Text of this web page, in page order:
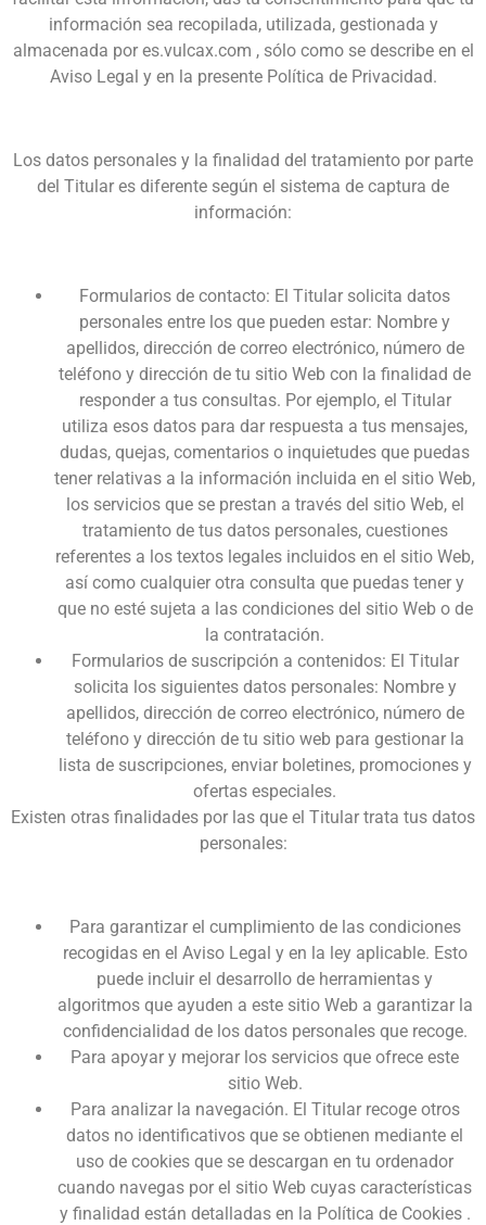
información sea recopilada, utilizada, gestionada y
almacenada por es.vulcax.com , sólo como se describe en el
Aviso Legal y en la presente Política de Privacidad.
Los datos personales y la finalidad del tratamiento por parte
del Titular es diferente según el sistema de captura de
información:
Formularios de contacto: El Titular solicita datos
personales entre los que pueden estar: Nombre y
apellidos, dirección de correo electrónico, número de
teléfono y dirección de tu sitio Web con la finalidad de
responder a tus consultas. Por ejemplo, el Titular
utiliza esos datos para dar respuesta a tus mensajes,
dudas, quejas, comentarios o inquietudes que puedas
tener relativas a la información incluida en el sitio Web,
los servicios que se prestan a través del sitio Web, el
tratamiento de tus datos personales, cuestiones
referentes a los textos legales incluidos en el sitio Web,
así como cualquier otra consulta que puedas tener y
que no esté sujeta a las condiciones del sitio Web o de
la contratación.
Formularios de suscripción a contenidos: El Titular
solicita los siguientes datos personales: Nombre y
apellidos, dirección de correo electrónico, número de
teléfono y dirección de tu sitio web para gestionar la
lista de suscripciones, enviar boletines, promociones y
ofertas especiales.
Existen otras finalidades por las que el Titular trata tus datos
personales:
Para garantizar el cumplimiento de las condiciones
recogidas en el Aviso Legal y en la ley aplicable. Esto
puede incluir el desarrollo de herramientas y
algoritmos que ayuden a este sitio Web a garantizar la
confidencialidad de los datos personales que recoge.
Para apoyar y mejorar los servicios que ofrece este
sitio Web.
Para analizar la navegación. El Titular recoge otros
datos no identificativos que se obtienen mediante el
uso de cookies que se descargan en tu ordenador
cuando navegas por el sitio Web cuyas características
y finalidad están detalladas en la Política de Cookies .